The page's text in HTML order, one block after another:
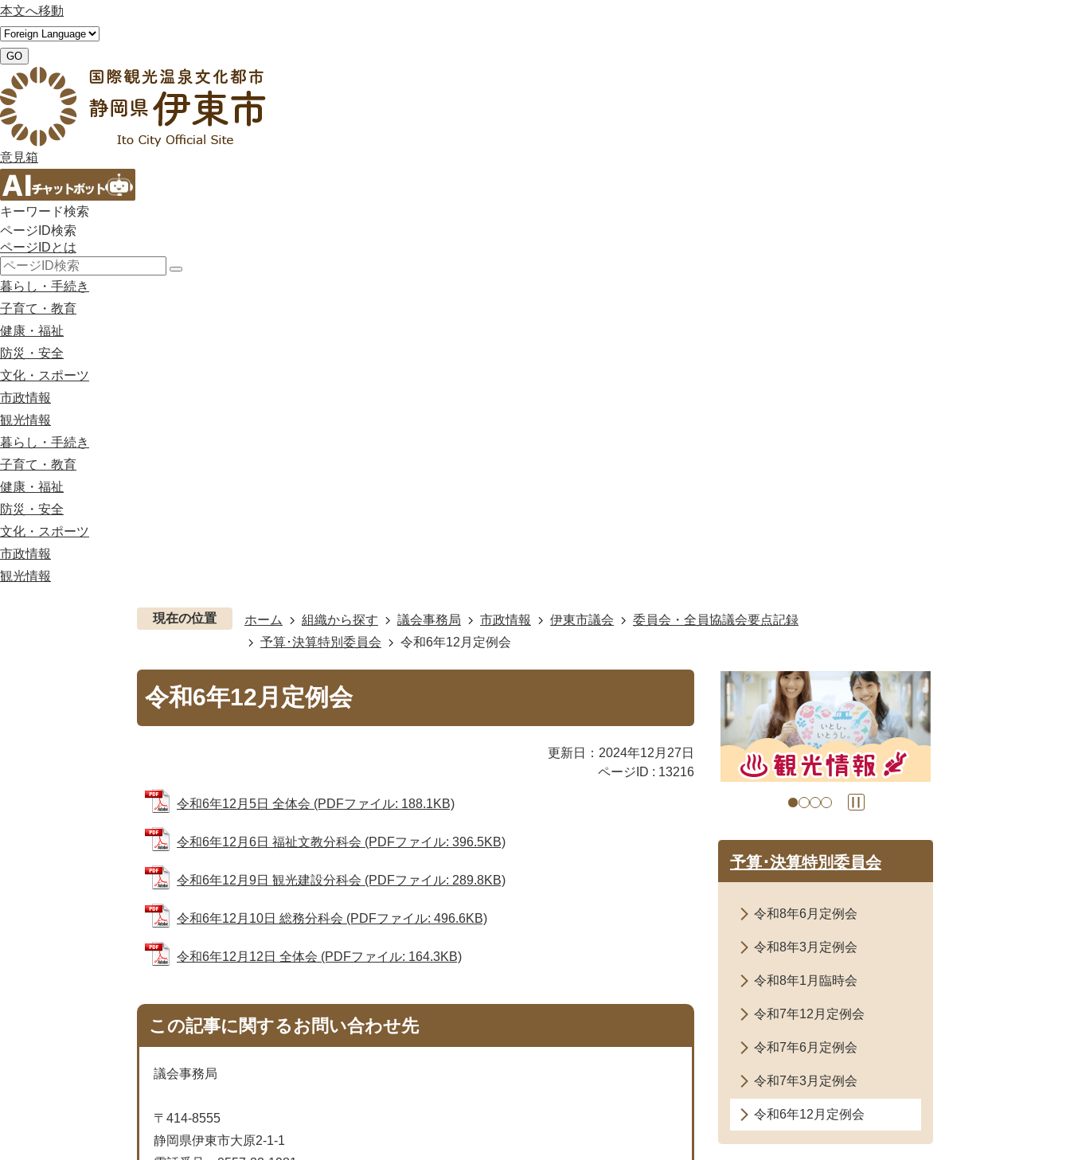
本文へ移動
GO
意見箱
キーワード検索
ページID検索
ページIDとは
暮らし・手続き
子育て・教育
健康・福祉
防災・安全
文化・スポーツ
市政情報
観光情報
暮らし・手続き
子育て・教育
健康・福祉
防災・安全
文化・スポーツ
市政情報
観光情報
現在の位置 ホーム 組織から探す 議会事務局 市政情報 伊東市議会
委員会・全員協議会要点記録
予算･決算特別委員会
令和6年12月定例会
令和6年12月定例会
更新日：2024年12月27日
ページID : 13216
令和6年12月5日 全体会 (PDFファイル: 188.1KB)
令和6年12月6日 福祉文教分科会 (PDFファイル: 396.5KB)
令和6年12月9日 観光建設分科会 (PDFファイル: 289.8KB)
令和6年12月10日 総務分科会 (PDFファイル: 496.6KB)
令和6年12月12日 全体会 (PDFファイル: 164.3KB)
この記事に関するお問い合わせ先
議会事務局
〒414-8555
静岡県伊東市大原2-1-1
枚
目
の
ド
枚
目
の
ド
予算･決算特別委員会
令和8年6月定例会
令和8年3月定例会
令和8年1月臨時会
令和7年12月定例会
令和7年6月定例会
令和7年3月定例会
令和6年12月定例会